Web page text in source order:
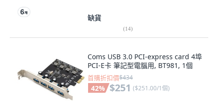
缺貨
(14)
Coms USB 3.0 PCI-express card 4埠
PCI-E卡 筆記型電腦用, BT981, 1個
首購折扣價$434
42% $251 ($251.00/1個)